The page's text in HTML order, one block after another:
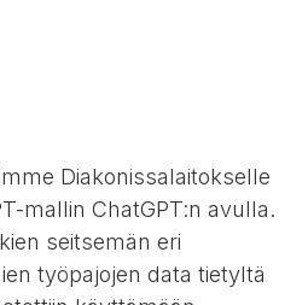
Diakonissalaitokselle
mallin ChatGPT:n avulla.
seitsemän eri
työpajojen data tietyltä